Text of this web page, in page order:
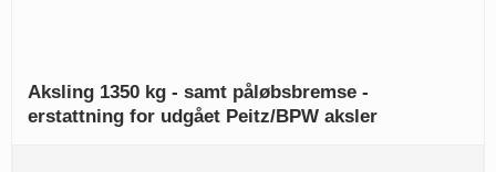
Aksling 1350 kg - samt påløbsbremse -
erstattning for udgået Peitz/BPW aksler